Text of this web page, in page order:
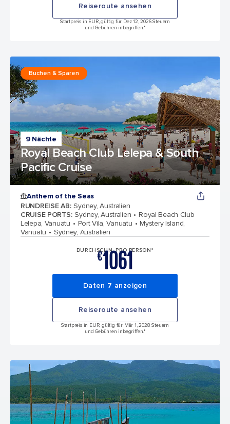
Reiseroute ansehen
Startpreis in EUR, gültig für Dez 12, 2026 Steuern
und Gebühren inbegriffen.*
9 Nächte
Royal Beach Club Lelepa & South
Pacific Cruise
Buchen & Sparen
Anthem of the Seas
RUNDREISE AB: Sydney, Australien
CRUISE PORTS: Sydney, Australien
Royal Beach Club
Lelepa, Vanuatu
Port Vila, Vanuatu
Mystery Island,
Vanuatu
Sydney, Australien
DURCHSCHN. PRO PERSON*
€1061
Daten 7 anzeigen
Reiseroute ansehen
Startpreis in EUR, gültig für Mär 1, 2028 Steuern
und Gebühren inbegriffen.*